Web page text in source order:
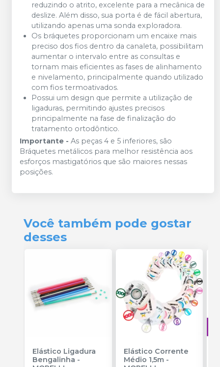
reduzindo o atrito, excelente para a mecânica de
deslize. Além disso, sua porta é de fácil abertura,
utilizando apenas uma sonda exploradora.
Os bráquetes proporcionam um encaixe mais
preciso dos fios dentro da canaleta, possibilitam
aumentar o intervalo entre as consultas e
tornam mais eficientes as fases de alinhamento
e nivelamento, principalmente quando utilizado
com fios termoativados.
Possui um design que permite a utilização de
ligaduras, permitindo ajustes precisos
principalmente na fase de finalização do
tratamento ortodôntico.
Importante - As peças 4 e 5 inferiores, são
Bráquetes metálicos para melhor resistência aos
esforços mastigatórios que são maiores nessas
posições.
Você também pode gostar
desses
Elástico Ligadura
Bengalinha -
Elástico Corrente
Médio 1,5m-